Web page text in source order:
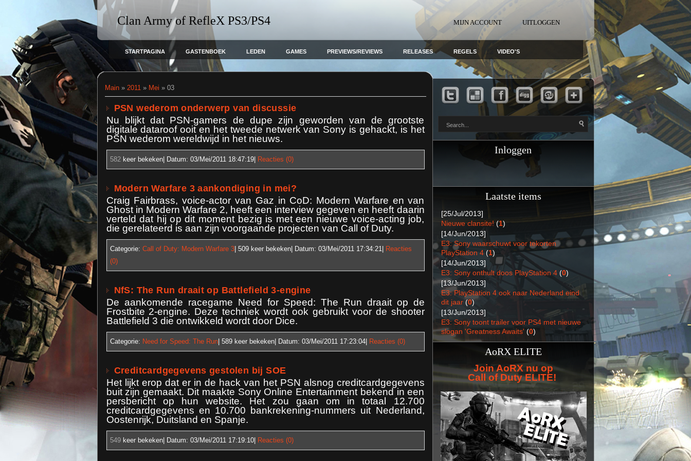
Clan Army of RefleX PS3/PS4 MIJN ACCOUNT UITLOGGEN
STARTPAGINA GASTENBOEK LEDEN GAMES PREVIEWS/REVIEWS RELEASES REGELS VIDEO'S
Main» 2011 » Mei » 03
PSN wederom onderwerp van discussie
Nu blijkt dat PSN-gamers de dupe zijn geworden van de grootste
digitale dataroof ooit en het tweede netwerk van Sony is gehackt, is het
PSN wederom wereldwijd in het nieuws.
582 keer bekeken| Datum: 03/Mei/2011 18:47:19| Reacties (0)
Modern Warfare 3 aankondiging in mei?
Craig Fairbrass, voice-actor van Gaz in CoD: Modern Warfare en van
Ghost in Modern Warfare 2, heeft een interview gegeven en heeft daarin
verteld dat hij op dit moment bezig is met een nieuwe voice-acting job,
die gerelateerd is aan zijn voorgaande projecten van Call of Duty.
Categorie: Call of Duty: Modern Warfare 3| 509 keer bekeken| Datum: 03/Mei/2011 17:34:21| Reacties
(0)
NfS: The Run draait op Battlefield 3-engine
De aankomende racegame Need for Speed: The Run draait op de
Frostbite 2-engine. Deze techniek wordt ook gebruikt voor de shooter
Battlefield 3 die ontwikkeld wordt door Dice.
Categorie: Need for Speed: The Run| 589 keer bekeken| Datum: 03/Mei/2011 17:23:04| Reacties (0)
Creditcardgegevens gestolen bij SOE
Het lijkt erop dat er in de hack van het PSN alsnog creditcardgegevens
buit zijn gemaakt. Dit maakte Sony Online Entertainment bekend in een
persbericht op hun website. Het zou gaan om in totaal 12.700
creditcardgegevens en 10.700 bankrekening-nummers uit Nederland,
Oostenrijk, Duitsland en Spanje.
549 keer bekeken| Datum: 03/Mei/2011 17:19:10| Reacties (0)
Inloggen
Laatste items
[25/Jul/2013]
Nieuwe clansite! (1)
[14/Jun/2013]
E3: Sony waarschuwt voor tekorten
PlayStation 4 (1)
[14/Jun/2013]
E3: Sony onthult doos PlayStation 4 (0)
[13/Jun/2013]
E3: PlayStation 4 ook naar Nederland eind
dit jaar (0)
[13/Jun/2013]
E3: Sony toont trailer voor PS4 met nieuwe
slogan 'Greatness Awaits' (0)
AoRX ELITE
Join AoRX nu op
Call of Duty ELITE!